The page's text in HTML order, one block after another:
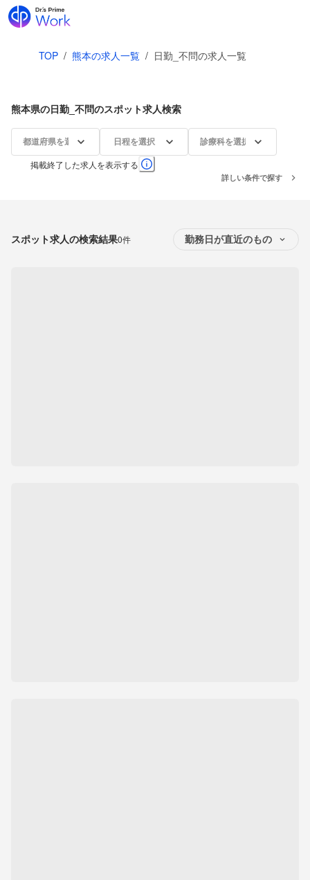
TOP / 熊本の求人一覧 / 日勤_不問の求人一覧
熊本県の日勤_不問のスポット求人検索
都道府県を選択 日程を選択 診療科を選択
掲載終了した求人を表示する
詳しい条件で探す
スポット求人の検索結果0件 勤務日が直近のもの